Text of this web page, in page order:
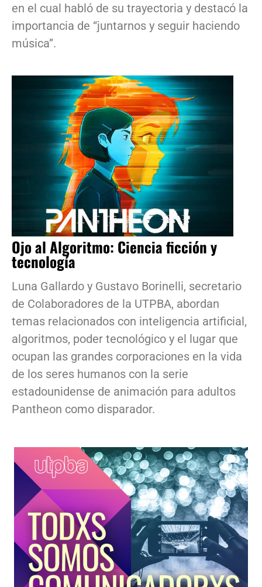
en el cual habló de su trayectoria y destacó la
importancia de “juntarnos y seguir haciendo
música”.
Ojo al Algoritmo: Ciencia ficción y
tecnología
Luna Gallardo y Gustavo Borinelli, secretario
de Colaboradores de la UTPBA, abordan
temas relacionados con inteligencia artificial,
algoritmos, poder tecnológico y el lugar que
ocupan las grandes corporaciones en la vida
de los seres humanos con la serie
estadounidense de animación para adultos
Pantheon como disparador.